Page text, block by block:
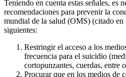
Teniendo en cuenta estas señales, es
recomendaciones para prevenir la
mundial de la salud (OMS) (citado
siguientes:
Restringir el acceso a los
frecuencia para el suicidio
cortopunzantes, cuerdas, entre
Procurar que en los medios de